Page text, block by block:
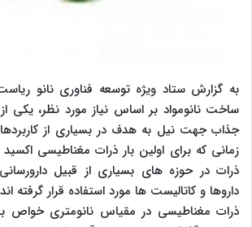
به گزارش ستاد ویژه توسعه فناوری نانو
ساخت نانومواد بر اساس نیاز مورد نظر،
جذاب جهت نیل به هدف در بسیاری از
زمانی که برای اولین بار ذرات مغناطیسی
ذرات در حوزه های بسیاری از قبیل
داروها و کاتالیست ها مورد استفاده قرار گرفته
ذرات مغناطیسی در مقیاس نانومتری خواص